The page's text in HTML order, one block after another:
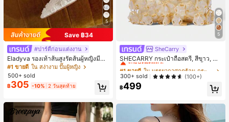
5
Save ฿34
#ปาร์ตี้ก่อนแต่งงาน
Eladyva รองเท้าส้นสูงรัดส้นผู้หญิงมีดอ
กไม้ประดับตาข่ายเสริมและสามารถสว
มได้สองแบบ ส้นสูง 7 ซม. รูปแบบโรมัน
หรูหรา ส้นเข็ม ลุคเทพนิยาย
#1 ขายดี ใน สง่างาม ปั๊มผู้หญิง
500+ sold
฿305 -10% 2 วันสุดท้าย
5
SheCarry
SHECARRY กระเป๋าถือสตรี, สีขาว, แฟ
ชั่น, สง่างาม, วันหยุด, งานปาร์ตี้
#1 ขายดี
เกือบหมดแล้ว!
#1 ขายดี
เกือบหมดแล้ว!
#1 ขายดี
เกือบหมดแล้ว!
#1 ขายดี
ใน บรรยากาศฤดูร้อน กระเป๋าหูหิ้วด้านบนผู้หญิง
300+ sold (100+)
฿499